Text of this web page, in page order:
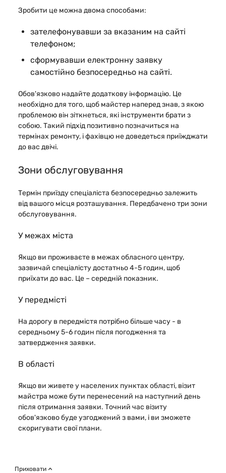
Зробити це можна двома способами:
зателефонувавши за вказаним на сайті
телефоном;
сформувавши електронну заявку
самостійно безпосередньо на сайті.
Обов'язково надайте додаткову інформацію. Це
необхідно для того, щоб майстер наперед знав, з якою
проблемою він зіткнеться, які інструменти брати з
собою. Такий підхід позитивно позначиться на
термінах ремонту, і фахівцю не доведеться приїжджати
до вас двічі.
Зони обслуговування
Термін приїзду спеціаліста безпосередньо залежить
від вашого місця розташування. Передбачено три зони
обслуговування.
У межах міста
Якщо ви проживаєте в межах обласного центру,
зазвичай спеціалісту достатньо 4-5 годин, щоб
приїхати до вас. Це – середній показник.
У передмісті
На дорогу в передмістя потрібно більше часу - в
середньому 5-6 годин після погодження та
затвердження заявки.
В області
Якщо ви живете у населених пунктах області, візит
майстра може бути перенесений на наступний день
після отримання заявки. Точний час візиту
обов'язково буде узгоджений з вами, і ви зможете
скоригувати свої плани.
Приховати